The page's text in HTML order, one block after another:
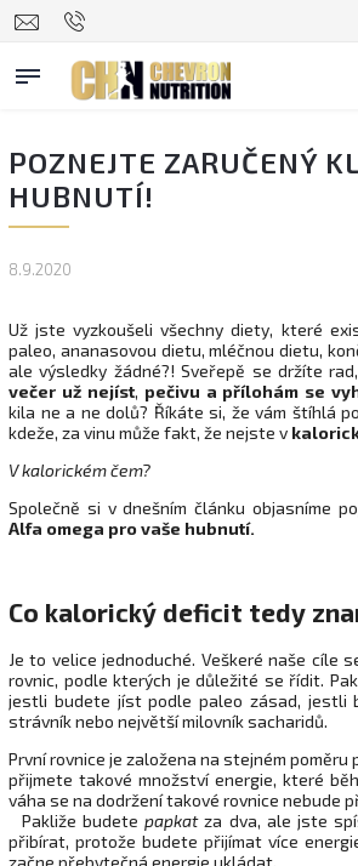
POZNEJTE ZARUČENÝ
HUBNUTÍ!
8.9.2020
Už jste vyzkoušeli všechny diety, které
paleo, ananasovou dietu, mléčnou dietu,
ale výsledky žádné?! Sveřepě se držíte
večer už nejíst, pečivu a přílohám se
kila ne a ne dolů? Říkáte si, že vám štíhlá
kdeže, za vinu může fakt, že nejste v
V kalorickém čem?
Společně si v dnešním článku objasníme
Alfa omega pro vaše hubnutí.
Co kalorický deficit tedy
Je to velice jednoduché. Veškeré naše cíle
rovnic, podle kterých je důležité se řídit.
jestli budete jíst podle paleo zásad, jestli
strávník nebo největší milovník sacharidů.
První rovnice je založena na stejném poměru
přijmete takové množství energie, které
váha se na dodržení takové rovnice nebude
Pakliže budete papkatza dva, ale jste
přibírat, protože budete přijímat více
začne přebytečná energie ukládat.